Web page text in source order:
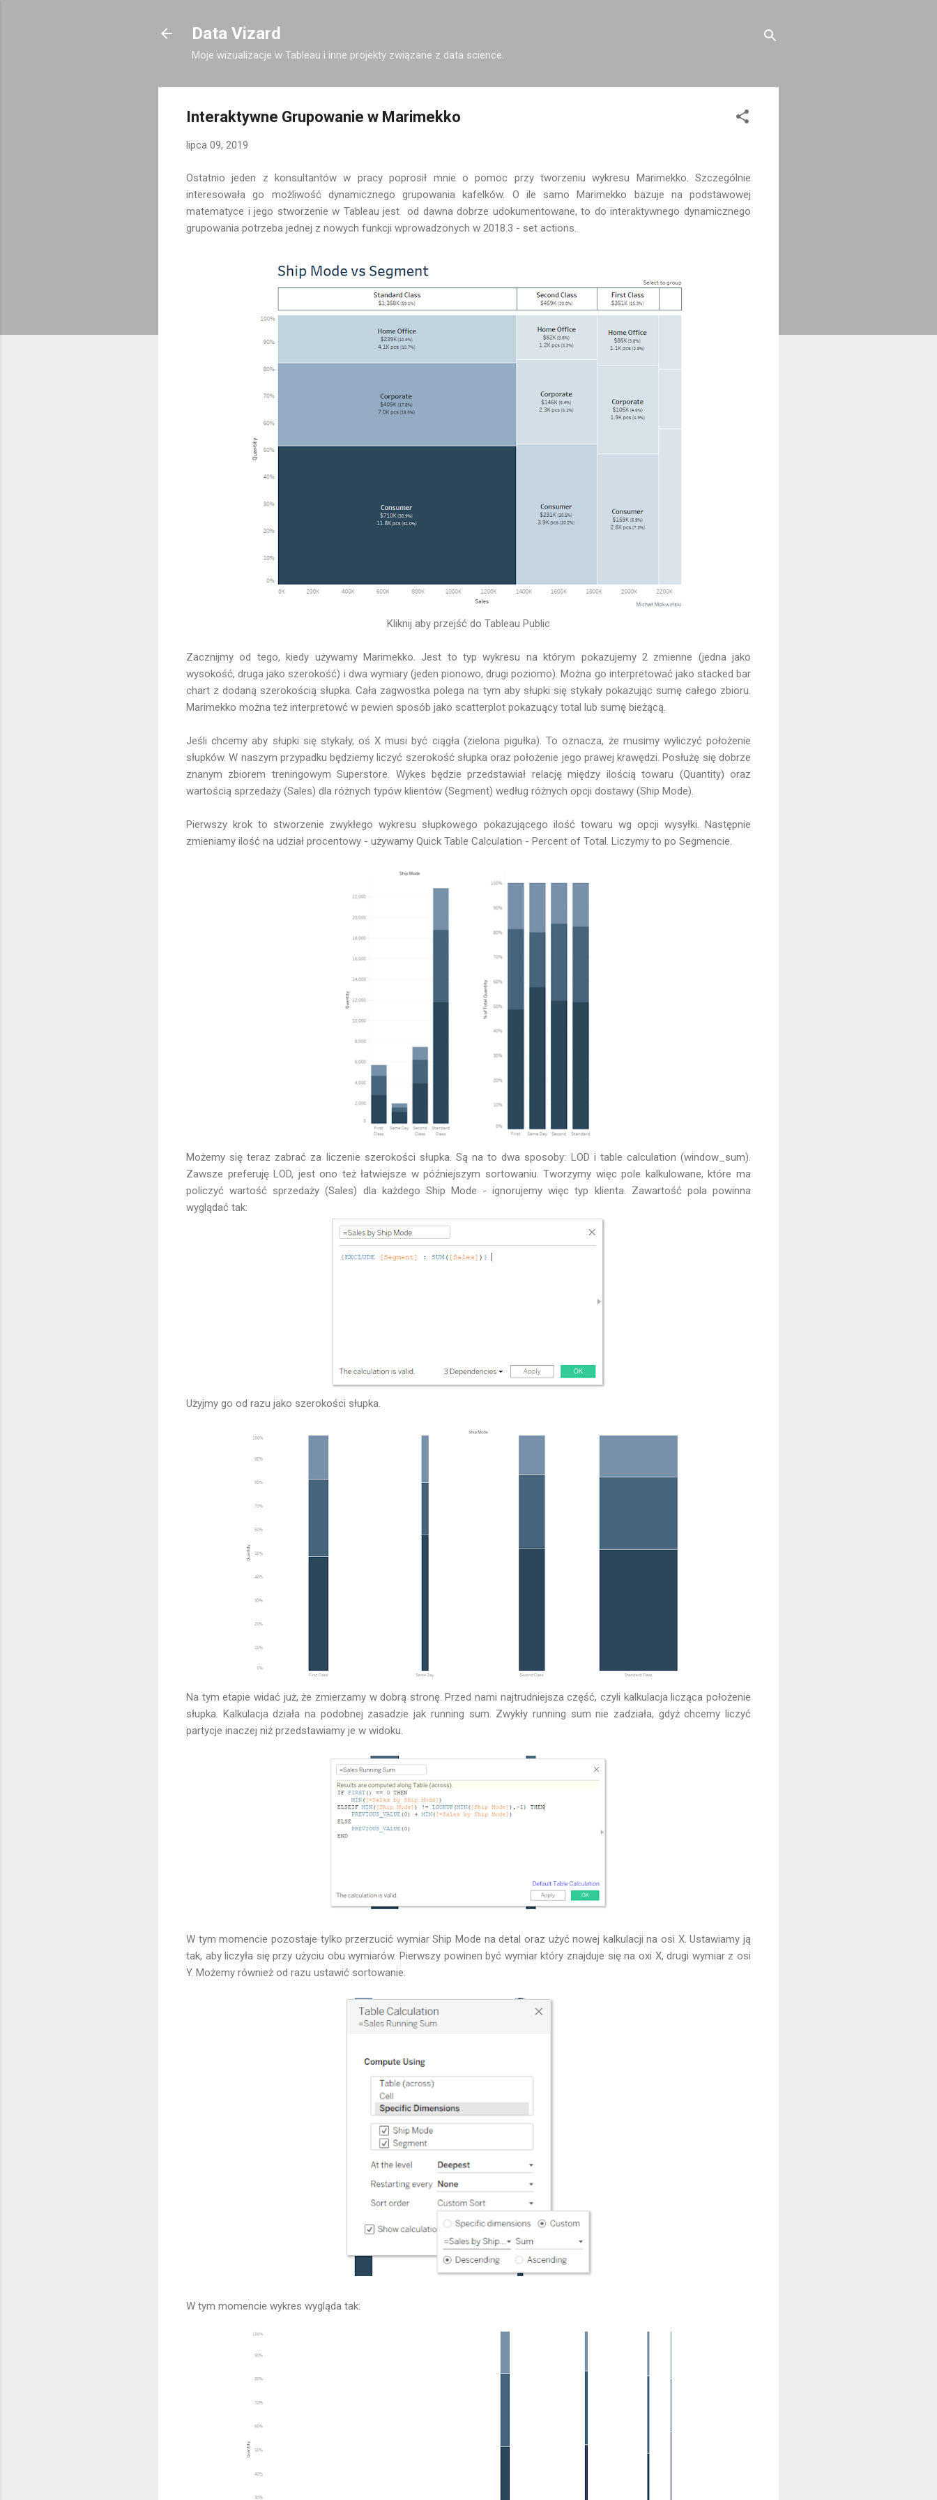
Data Vizard
Moje wizualizacje w Tableau i inne projekty związane z data science.
Interaktywne Grupowanie w Marimekko
lipca 09, 2019
Ostatnio jeden z konsultantów w pracy poprosił mnie o pomoc przy tworzeniu wykresu Marimekko. Szczególnie
interesowała go możliwość dynamicznego grupowania kafelków. O ile samo Marimekko bazuje na podstawowej
matematyce i jego stworzenie w Tableau jest od dawna dobrze udokumentowane, to do interaktywnego dynamicznego
grupowania potrzeba jednej z nowych funkcji wprowadzonych w 2018.3 - set actions.
Kliknij aby przejść do Tableau Public
Zacznijmy od tego, kiedy używamy Marimekko. Jest to typ wykresu na którym pokazujemy 2 zmienne (jedna jako
wysokość, druga jako szerokość) i dwa wymiary (jeden pionowo, drugi poziomo). Można go interpretować jako stacked bar
chart z dodaną szerokością słupka. Cała zagwostka polega na tym aby słupki się stykały pokazując sumę całego zbioru.
Marimekko można też interpretowć w pewien sposób jako scatterplot pokazuący total lub sumę bieżącą.
Jeśli chcemy aby słupki się stykały, oś X musi być ciągła (zielona pigułka). To oznacza, że musimy wyliczyć położenie
słupków. W naszym przypadku będziemy liczyć szerokość słupka oraz położenie jego prawej krawędzi. Posłużę się dobrze
znanym zbiorem treningowym Superstore. Wykes będzie przedstawiał relację między ilością towaru (Quantity) oraz
wartością sprzedaży (Sales) dla różnych typów klientów (Segment) według różnych opcji dostawy (Ship Mode).
Pierwszy krok to stworzenie zwykłego wykresu słupkowego pokazującego ilość towaru wg opcji wysyłki. Następnie
zmieniamy ilość na udział procentowy - używamy Quick Table Calculation - Percent of Total. Liczymy to po Segmencie.
Możemy się teraz zabrać za liczenie szerokości słupka. Są na to dwa sposoby: LOD i table calculation (window_sum).
Zawsze preferuję LOD, jest ono też łatwiejsze w późniejszym sortowaniu. Tworzymy więc pole kalkulowane, które ma
policzyć wartość sprzedaży (Sales) dla każdego Ship Mode - ignorujemy więc typ klienta. Zawartość pola powinna
wyglądać tak:
Użyjmy go od razu jako szerokości słupka.
Na tym etapie widać już, że zmierzamy w dobrą stronę. Przed nami najtrudniejsza część, czyli kalkulacja licząca położenie
słupka. Kalkulacja działa na podobnej zasadzie jak running sum. Zwykły running sum nie zadziała, gdyż chcemy liczyć
partycje inaczej niż przedstawiamy je w widoku.
W tym momencie pozostaje tylko przerzucić wymiar Ship Mode na detal oraz użyć nowej kalkulacji na osi X. Ustawiamy ją
tak, aby liczyła się przy użyciu obu wymiarów. Pierwszy powinen być wymiar który znajduje się na oxi X, drugi wymiar z osi
Y. Możemy również od razu ustawić sortowanie.
W tym momencie wykres wygląda tak: